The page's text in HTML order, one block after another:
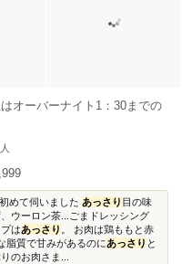
オーバーナイト1：30までの
人
めて伺いました あっさり 目の味
ウーロン茶...ごまドレッシング
はあっさり
。 お肉は鶏ももと赤
脂質で甘みがあるのにあっさり と
のお肉さま...